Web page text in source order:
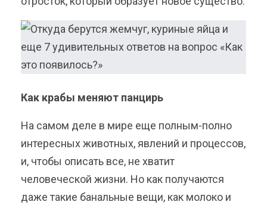
Как крабы меняют панцирь
На самом деле в мире еще полным-полно
интересных животных, явлений и процессов,
и, чтобы описать все, не хватит
человеческой жизни. Но как получаются
даже такие банальные вещи, как молоко и